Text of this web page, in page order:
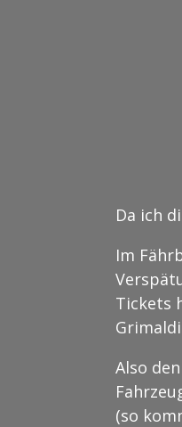
Da ich
Im
Tickets
Also
(so